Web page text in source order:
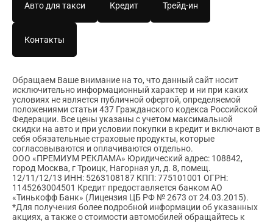
Авто для такси Кредит Трейд-ин
Контакты
Обращаем Ваше внимание на то, что данный сайт носит
исключительно информационный характер и ни при каких
условиях не является публичной офертой, определяемой
положениями статьи 437 Гражданского кодекса Российской
Федерации. Все цены указаны с учетом максимальной
скидки на авто и при условии покупки в кредит и включают в
себя обязательные страховые продукты, которые
согласовываются и оплачиваются отдельно.
ООО «ПРЕМИУМ РЕКЛАМА» Юридический адрес: 108842,
город Москва, г Троицк, Нагорная ул, д. 8, помещ.
12/11/12/13 ИНН: 5263108187 КПП: 775101001 ОГРН:
1145263004501 Кредит предоставляется банком АО
«Тинькофф Банк» (Лицензия ЦБ РФ № 2673 от 24.03.2015).
*Для получения более подробной информации об указанных
акциях, а также о стоимости автомобилей обращайтесь к